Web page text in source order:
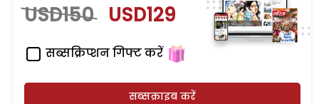
USD150 USD129
सब्सक्रिप्शन गिफ्ट करें
सब्सक्राइब करें